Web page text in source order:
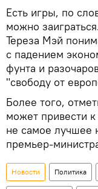
Есть игры, по
можно
Тереза Мэй
с падением
фунта и
"свободу от
Более того,
может привести
не самое лучшее
премьер-
Новости Политика